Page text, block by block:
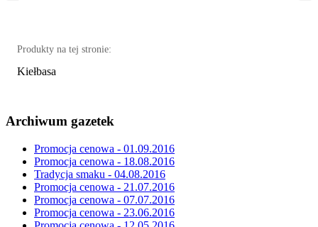
Produkty na tej stronie:
Kiełbasa
Archiwum gazetek
Promocja cenowa - 01.09.2016
Promocja cenowa - 18.08.2016
Tradycja smaku - 04.08.2016
Promocja cenowa - 21.07.2016
Promocja cenowa - 07.07.2016
Promocja cenowa - 23.06.2016